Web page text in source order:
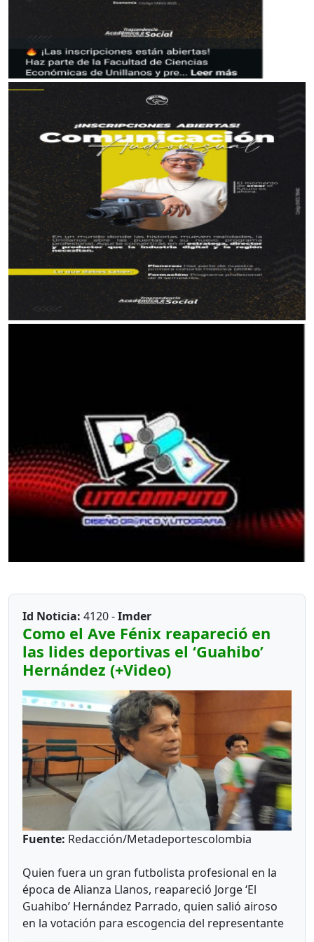
Id Noticia: 4120 -Imder
Como el Ave Fénix reapareció en
las lides deportivas el ‘Guahibo’
Hernández (+Video)
Fuente: Redacción/Metadeportescolombia
Quien fuera un gran futbolista profesional en la
época de Alianza Llanos, reapareció Jorge ‘El
Guahibo’ Hernández Parrado, quien salió airoso
en la votación para escogencia del representante